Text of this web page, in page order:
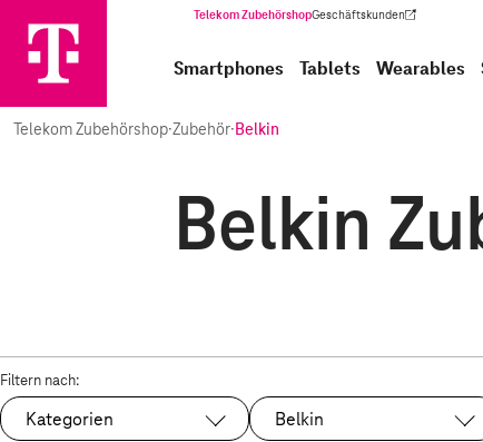
Telekom ZubehörshopGeschäftskunden
(Wird in einem neuen Tab
Smartphones Tablets Wearables
Telekom Zubehörshop·Zubehör·Belkin
Belkin
Filtern nach:
Kategorien Ausgewählt:
Belkin